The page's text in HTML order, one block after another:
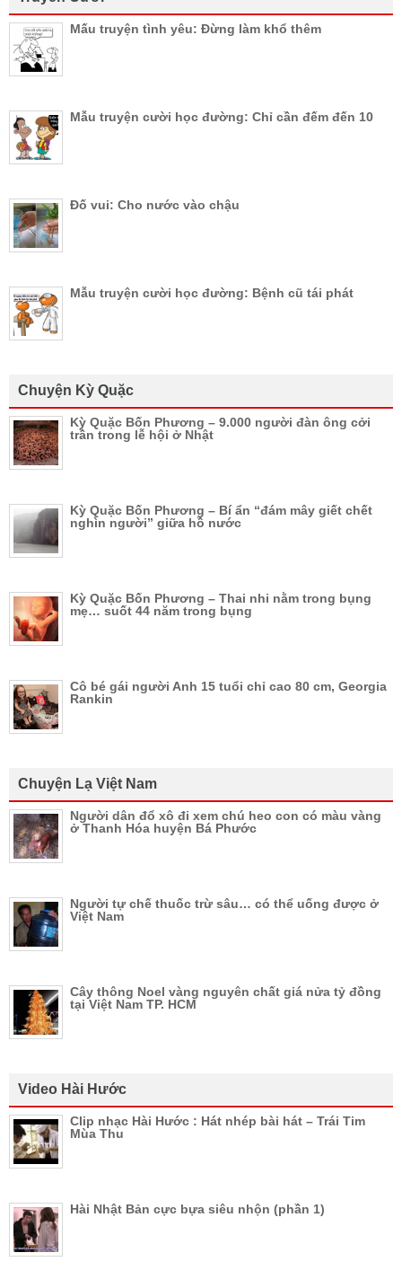
Mấu truyện tình yêu: Đừng làm khổ thêm
Mẫu truyện cười học đường: Chỉ cần đếm đến 10
Đố vui: Cho nước vào chậu
Mẫu truyện cười học đường: Bệnh cũ tái phát
Chuyện Kỳ Quặc
Kỳ Quặc Bốn Phương – 9.000 người đàn ông cởi
trần trong lễ hội ở Nhật
Kỳ Quặc Bốn Phương – Bí ẩn “đám mây giết chết
nghìn người” giữa hồ nước
Kỳ Quặc Bốn Phương – Thai nhi nằm trong bụng
mẹ… suốt 44 năm trong bụng
Cô bé gái người Anh 15 tuổi chỉ cao 80 cm, Georgia
Rankin
Chuyện Lạ Việt Nam
Người dân đổ xô đi xem chú heo con có màu vàng
ở Thanh Hóa huyện Bá Phước
Người tự chế thuốc trừ sâu… có thể uống được ở
Việt Nam
Cây thông Noel vàng nguyên chất giá nửa tỷ đồng
tại Việt Nam TP. HCM
Video Hài Hước
Clip nhạc Hài Hước : Hát nhép bài hát – Trái Tim
Mùa Thu
Hài Nhật Bản cực bựa siêu nhộn (phần 1)